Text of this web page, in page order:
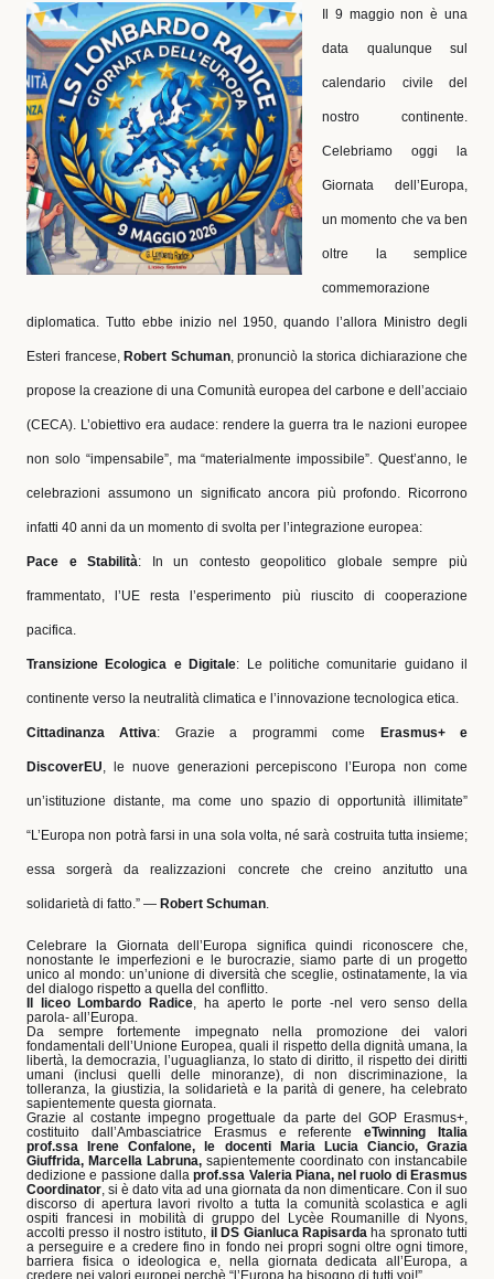
Il 9 maggio non è una
data qualunque sul
calendario civile del
nostro continente.
Celebriamo oggi la
Giornata dell’Europa,
un momento che va ben
oltre la semplice
commemorazione
diplomatica. Tutto ebbe inizio nel 1950, quando l’allora Ministro degli
Esteri francese, Robert Schuman, pronunciò la storica dichiarazione che
propose la creazione di una Comunità europea del carbone e dell’acciaio
(CECA). L’obiettivo era audace: rendere la guerra tra le nazioni europee
non solo “impensabile”, ma “materialmente impossibile”. Quest’anno, le
celebrazioni assumono un significato ancora più profondo. Ricorrono
infatti 40 anni da un momento di svolta per l’integrazione europea:
Pace e Stabilità: In un contesto geopolitico globale sempre più
frammentato, l’UE resta l’esperimento più riuscito di cooperazione
pacifica.
Transizione Ecologica e Digitale: Le politiche comunitarie guidano il
continente verso la neutralità climatica e l’innovazione tecnologica etica.
Cittadinanza Attiva: Grazie a programmi come Erasmus+ e
DiscoverEU, le nuove generazioni percepiscono l’Europa non come
un’istituzione distante, ma come uno spazio di opportunità illimitate”
“L’Europa non potrà farsi in una sola volta, né sarà costruita tutta insieme;
essa sorgerà da realizzazioni concrete che creino anzitutto una
solidarietà di fatto.” — Robert Schuman.
Celebrare la Giornata dell’Europa significa quindi riconoscere che,
nonostante le imperfezioni e le burocrazie, siamo parte di un progetto
unico al mondo: un’unione di diversità che sceglie, ostinatamente, la via
del dialogo rispetto a quella del conflitto.
Il liceo Lombardo Radice
ha aperto le porte -nel vero senso della
parola- all’Europa.
Da sempre fortemente impegnato nella promozione dei valori
fondamentali dell’Unione Europea, quali il rispetto della dignità umana, la
libertà, la democrazia, l’uguaglianza, lo stato di diritto, il rispetto dei diritti
umani (inclusi quelli delle minoranze), di non discriminazione, la
tolleranza, la giustizia, la solidarietà e la parità di genere, ha celebrato
sapientemente questa giornata.
Grazie al costante impegno progettuale da parte del GOP Erasmus+,
costituito dall’Ambasciatrice Erasmus e referenteeTwinning Italia
prof.ssa Irene Confalone, le docenti Maria Lucia Ciancio, Grazia
Giuffrida, Marcella Labruna, sapientemente coordinato con instancabile
dedizione e passione dallaprof.ssa Valeria Piana, nel ruolo di Erasmus
Coordinator , si è dato vita ad una giornata da non dimenticare. Con il suo
discorso di apertura lavori rivolto a tutta la comunità scolastica e agli
ospiti francesi in mobilità di gruppo del Lycèe Roumanille di Nyons,
accolti presso il nostro istituto, il DS Gianluca Rapisarda ha spronato tutti
a perseguire e a credere fino in fondo nei propri sogni oltre ogni timore,
barriera fisica o ideologica e, nella giornata dedicata all’Europa, a
credere nei valori europei perchè “l’Europa ha bisogno di tutti voi!”.